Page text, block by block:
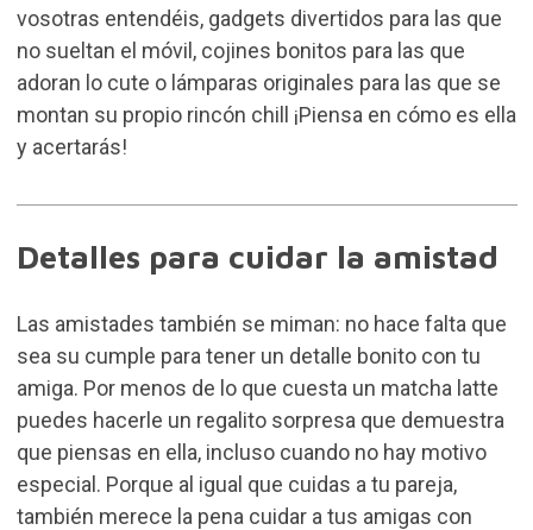
vosotras entendéis, gadgets divertidos para las que
no sueltan el móvil, cojines bonitos para las que
adoran lo cute o lámparas originales para las que se
montan su propio rincón chill ¡Piensa en cómo es ella
y acertarás!
Detalles para cuidar la amistad
Las amistades también se miman: no hace falta que
sea su cumple para tener un detalle bonito con tu
amiga. Por menos de lo que cuesta un matcha latte
puedes hacerle un regalito sorpresa que demuestra
que piensas en ella, incluso cuando no hay motivo
especial. Porque al igual que cuidas a tu pareja,
también merece la pena cuidar a tus amigas con